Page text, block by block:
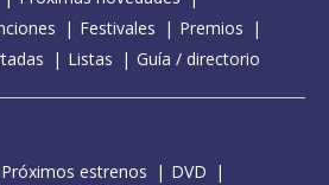
Festivales
Premios
Listas Guía / directorio
Próximos estrenos
DVD